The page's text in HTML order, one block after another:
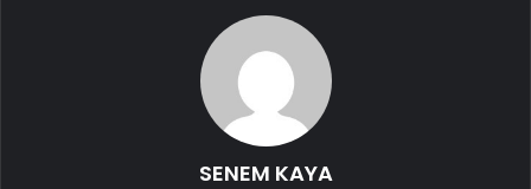
SENEM KAYA